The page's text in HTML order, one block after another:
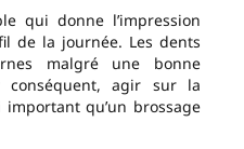
qui donne l’impression
de la journée. Les dents
malgré une bonne
conséquent, agir sur la
qu’un brossage